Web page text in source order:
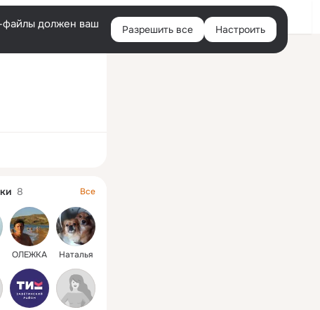
Войти
файлы должен ваш
Разрешить все Настроить
8 Все
ОЛЕЖКА Наталья